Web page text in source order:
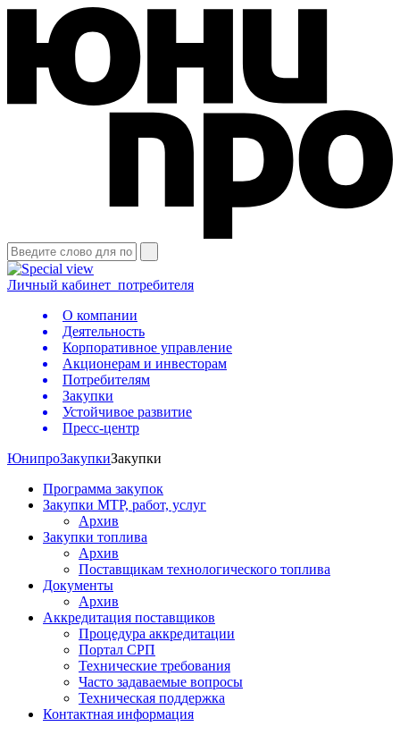
Личный кабинет потребителя
О компании
Деятельность
Корпоративное управление
Акционерам и инвесторам
Потребителям
Закупки
Устойчивое развитие
Пресс-центр
ЮнипроЗакупкиЗакупки
Программа закупок
Закупки МТР, работ, услуг
Архив
Закупки топлива
Архив
Поставщикам технологического топлива
Документы
Архив
Аккредитация поставщиков
Процедура аккредитации
Портал СРП
Технические требования
Часто задаваемые вопросы
Техническая поддержка
Контактная информация